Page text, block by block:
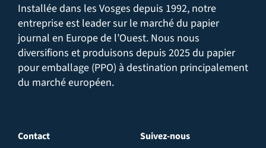
Installée dans les Vosges depuis 1992, notre
entreprise est leader sur le marché du papier
journal en Europe de l’Ouest. Nous nous
diversifions et produisons depuis 2025 du papier
pour emballage (PPO) à destination principalement
du marché européen.
Contact Suivez-nous